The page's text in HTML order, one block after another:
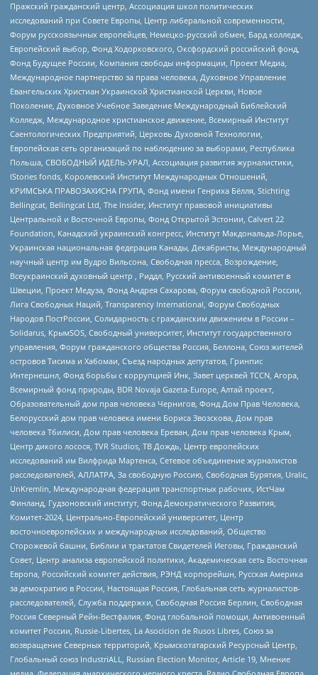
Пражский гражданский центр, Ассоциация школ политических
исследований при Совете Европы, Центр либеральной современности,
Форум русскоязычных европейцев, Немецко-русский обмен, Бард колледж,
Европейский выбор, Фонд Ходорковского, Оксфордский российский фонд,
Фонд Будущее России, Компания свободы информации, Проект Медиа,
Международное партнерство за права человека, Духовное Управление
Евангельских Христиан Украинской Христианской Церкви, Новое
Поколение, Духовное Учебное Заведение Международный Библейский
Колледж, Международное христианское движение, Всемирный Институт
Саентологических Предприятий, Церковь Духовной Технологии,
Европейская сеть организаций по наблюдению за выборами, Республика
Польша, СВОБОДНЫЙ ИДЕЛЬ-УРАЛ, Ассоциация развития журналистики,
IStories fonds, Королевский Институт Международных Отношений,
КРИМСЬКА ПРАВОЗАХИСНА ГРУПА, Фонд имени Генриха Бёлля, Stichting
Bellingcat, Bellingcat Ltd, The Insider, Институт правовой инициативы
Центральной и Восточной Европы, Фонд Открытой Эстонии, Calvert 22
Foundation, Канадский украинский конгресс, Институт Макдональда-Лорье,
Украинская национальная федерация Канады, Декабристы, Международный
научный центр им Вудро Вильсона, Свободная пресса, Возрождение,
Всеукраинский духовный центр , Риддл, Русский антивоенный комитет в
Швеции, Проект Медуза, Фонд Андрея Сахарова, Форум свободной России,
Лига Свободных Наций, Transparеncy International, Форум Свободных
Народов ПостРоссии, Солидарность с гражданским движением в России –
Solidarus, КрымSOS, Свободный университет, Институт государственного
управления, Форум гражданского общества Россия, Беллона, Союз жителей
островов Тисима и Хабомаи, Съезд народных депутатов, Гринпис
Интернешнл, Фонд борьбы с коррупцией Инк, Завет церквей TCCN, Агора,
Всемирный фонд природы, BDR Novaja Gazeta-Europe, Алтай проект,
Образовательный дом прав человека Чернигов, Фонд Дом Прав Человека,
Белорусский дом прав человека имени Бориса Звозскова, Дом прав
человека Тбилиси, Дом прав человека Ереван, Дом прав человека Крым,
Центр дикого лосося, TVR Studios, ТВ Дождь, Центр европейских
исследований им Вилфрида Мартенса, Сетевое объединение журналистов
расследователей, АЛЛАТРА, За свободную Россию, Свободная Бурятия, Uralic,
UnKremlin, Международная федерация транспортных рабочих, ИстЧам
Финланд, Гудзоновский институт, Фонд Демократического Развития,
Комитет-2024, Центрально-Европейский университет, Центр
восточноевропейских и международных исследований, Общество
Сторожевой башни, Библии и трактатов Свидетелей Иеговы, Гражданский
Совет, Центр анализа европейской политики, Академическая сеть Восточная
Европа, Российский комитет действия, РЭНД корпорейшн, Русская Америка
за демократию в России, Настоящая Россия, Глобальная сеть журналистов-
расследователей, Служба поддержки, Свободная Россия Берлин, Свободная
Россия Северный Рейн-Вестфалия, Фонд глобальной помощи, Антивоенный
комитет России, Russie-Libertes, La Asocicion de Rusos Libres, Союз за
возвращение Северных территорий, Крымскотатарский Ресурсный Центр,
Глобальный союз IndustriALL, Russian Election Monitor, Article 19, Мнение